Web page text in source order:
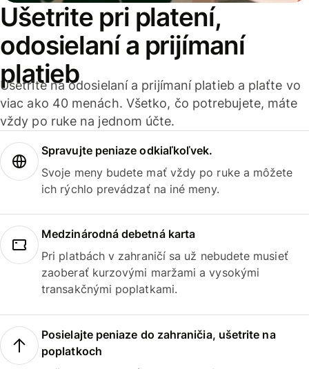
Ušetrite pri platení,
odosielaní a prijímaní
platieb
Ušetrite na odosielaní a prijímaní platieb a plaťte vo
viac ako 40 menách. Všetko, čo potrebujete, máte
vždy po ruke na jednom účte.
Spravujte peniaze odkiaľkoľvek.
Svoje meny budete mať vždy po ruke a môžete
ich rýchlo prevádzať na iné meny.
Medzinárodná debetná karta
Pri platbách v zahraničí sa už nebudete musieť
zaoberať kurzovými maržami a vysokými
transakčnými poplatkami.
Posielajte peniaze do zahraničia, ušetrite na
poplatkoch